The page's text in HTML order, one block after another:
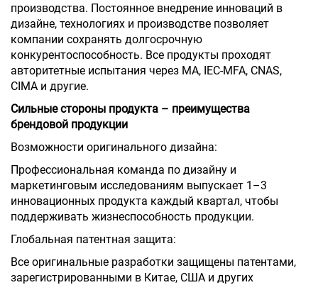
производства. Постоянное внедрение инноваций в
дизайне, технологиях и производстве позволяет
компании сохранять долгосрочную
конкурентоспособность. Все продукты проходят
авторитетные испытания через MA, IEC-MFA, CNAS,
CIMA и другие.
Сильные стороны продукта – преимущества
брендовой продукции
Возможности оригинального дизайна:
Профессиональная команда по дизайну и
маркетинговым исследованиям выпускает 1–3
инновационных продукта каждый квартал, чтобы
поддерживать жизнеспособность продукции.
Глобальная патентная защита:
Все оригинальные разработки защищены патентами,
зарегистрированными в Китае, США и других